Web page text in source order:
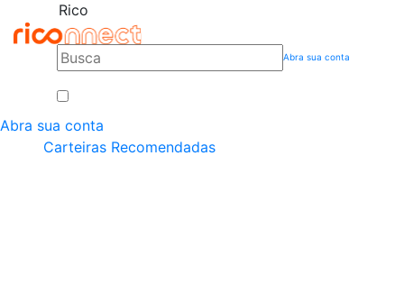
Rico
Abra sua conta
Abra sua conta
Carteiras Recomendadas